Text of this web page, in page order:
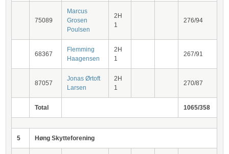
75089
Marcus
Grosen
Poulsen
2H
1
276/94
68367
Flemming
Haagensen
2H
1
267/91
87057
Jonas Ørtoft
Larsen
2H
1
270/87
Total 1065/358
5 Høng Skytteforening